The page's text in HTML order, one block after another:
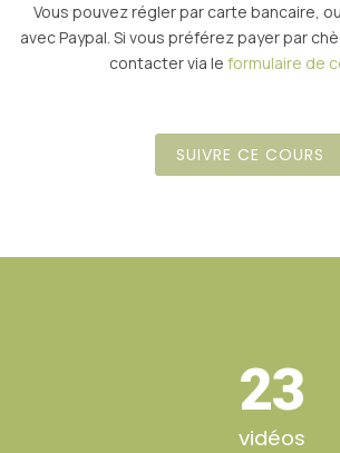
Vous pouvez régler par carte bancaire,
avec Paypal. Si vous préférez payer par
contacter via le formulaire de
SUIVRE CE COURS
23
vidéos